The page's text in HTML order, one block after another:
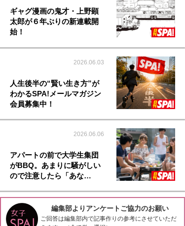
ギャグ漫画の鬼才・上野顕
太郎が６年ぶりの新連載開
始！
2026.06.03
人生後半の“賢い生き方”が
わかるSPA!メールマガジン
会員募集中！
2026.06.06
アパートの前で大学生集団
がBBQ。あまりに騒がしい
ので注意したら「あな…